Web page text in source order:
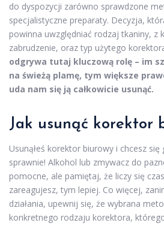
do dyspozycji zarówno sprawdzone
specjalistyczne preparaty. Decyzja,
powinna uwzględniać rodzaj tkaniny, z
zabrudzenie, oraz typ użytego
odgrywa tutaj kluczową rolę – im
na świeżą plamę, tym większe
uda nam się ją całkowicie usunąć.
Jak usunąć korektor
Usunąłeś korektor biurowy i chcesz się
sprawnie! Alkohol lub zmywacz do
pomocne, ale pamiętaj, że liczy się
zareagujesz, tym lepiej. Co więcej,
działania, upewnij się, że wybrana
konkretnego rodzaju korektora,